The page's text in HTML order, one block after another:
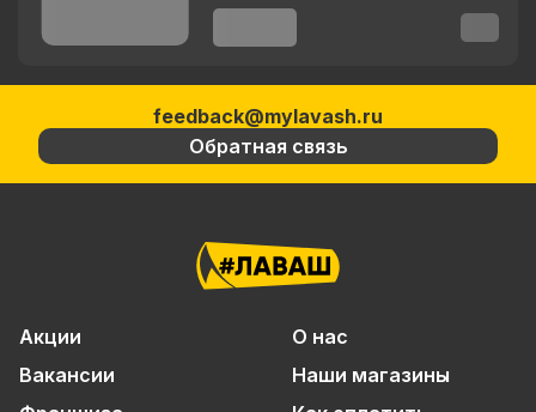
feedback@mylavash.ru
Обратная связь
Акции
О нас
Вакансии
Наши магазины